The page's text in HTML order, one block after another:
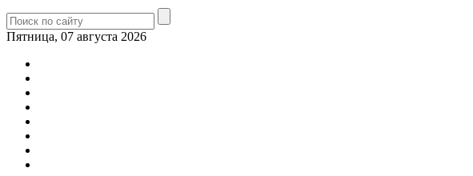
Пятница, 07 августа 2026